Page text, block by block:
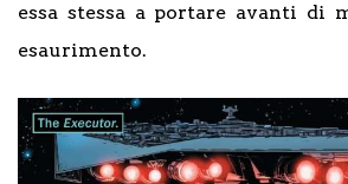
essa stessa a portare avanti di
esaurimento.